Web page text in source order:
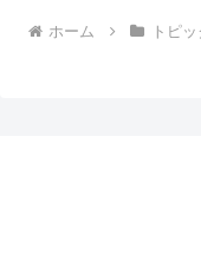
ホーム トピッ